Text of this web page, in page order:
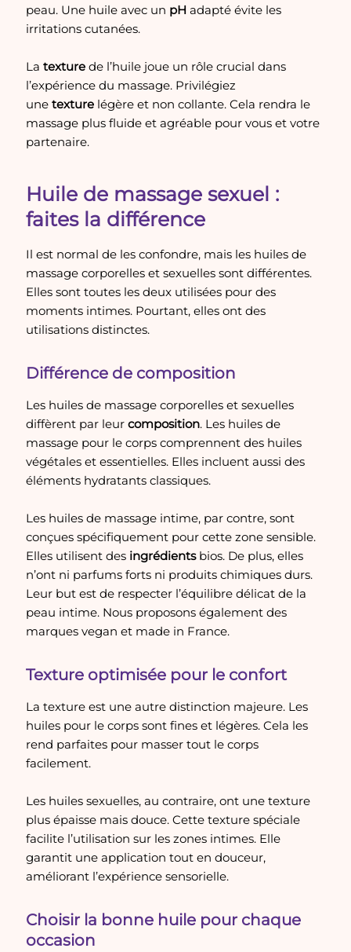
peau. Une huile avec un pH adapté évite les
irritations cutanées.
Latexture de l’huile joue un rôle crucial dans
l’expérience du massage. Privilégiez
unetexture légère et non collante. Cela rendra le
massage plus fluide et agréable pour vous et votre
partenaire.
Huile de massage sexuel :
faites la différence
Il est normal de les confondre, mais les huiles de
massage corporelles et sexuelles sont différentes.
Elles sont toutes les deux utilisées pour des
moments intimes. Pourtant, elles ont des
utilisations distinctes.
Différence de composition
Les huiles de massage corporelles et sexuelles
diffèrent par leurcomposition. Les huiles de
massage pour le corps comprennent des huiles
végétales et essentielles. Elles incluent aussi des
éléments hydratants classiques.
Les huiles de massage intime, par contre, sont
conçues spécifiquement pour cette zone sensible.
Elles utilisent des ingrédientsbios. De plus, elles
n’ont ni parfums forts ni produits chimiques durs.
Leur but est de respecter l’équilibre délicat de la
peau intime. Nous proposons également des
marques vegan et made in France.
Texture optimisée pour le confort
La texture est une autre distinction majeure. Les
huiles pour le corps sont fines et légères. Cela les
rend parfaites pour masser tout le corps
facilement.
Les huiles sexuelles, au contraire, ont une texture
plus épaisse mais douce. Cette texture spéciale
facilite l’utilisation sur les zones intimes. Elle
garantit une application tout en douceur,
améliorant l’expérience sensorielle.
Choisir la bonne huile pour chaque
occasion